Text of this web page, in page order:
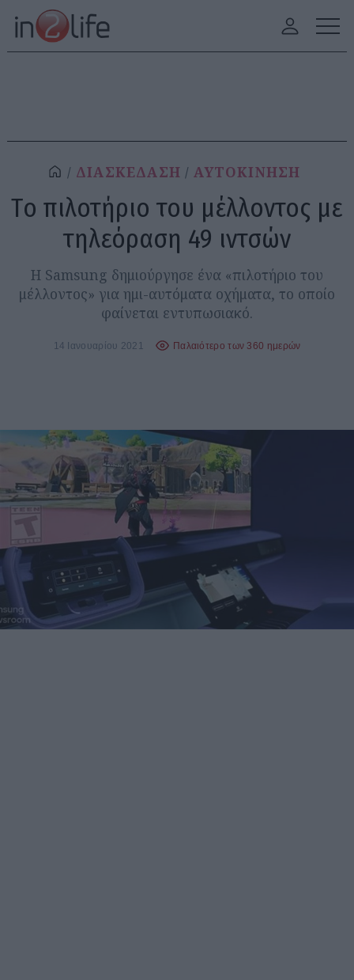
ΔΙΑΣΚΕΔΑΣΗ ΑΥΤΟΚΙΝΗΣΗ
Tο πιλοτήριο του μέλλοντος με
τηλεόραση 49 ιντσών
Η Samsung δημιούργησε ένα «πιλοτήριο του
μέλλοντος» για ημι-αυτόματα οχήματα, το οποίο
φαίνεται εντυπωσιακό.
14 Ιανουαρίου 2021 Παλαιότερο των 360 ημερών